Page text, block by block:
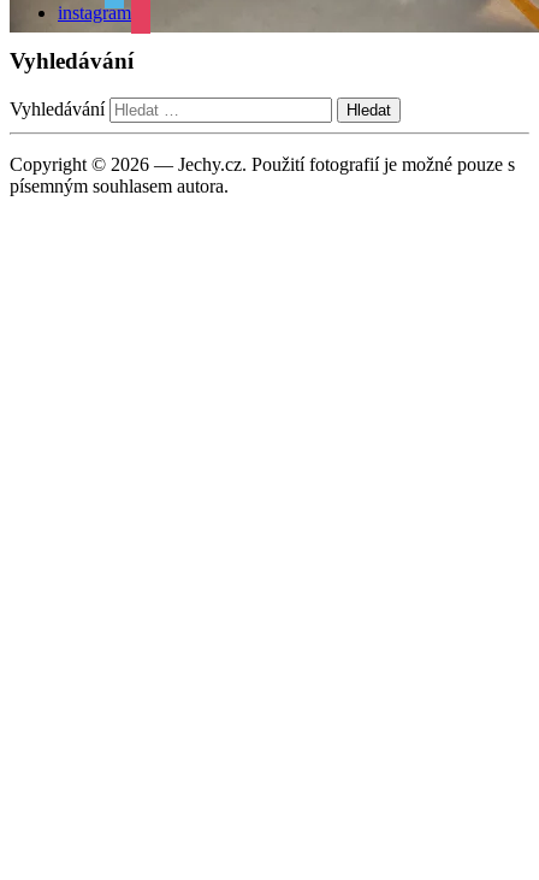
instagram
Vyhledávání
Vyhledávání
Copyright © 2026 — Jechy.cz. Použití fotografií je možné pouze s
písemným souhlasem autora.